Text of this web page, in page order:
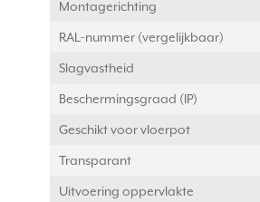
Montagerichting
RAL-nummer (vergelijkbaar)
Slagvastheid
Beschermingsgraad (IP)
Geschikt voor vloerpot
Transparant
Uitvoering oppervlakte